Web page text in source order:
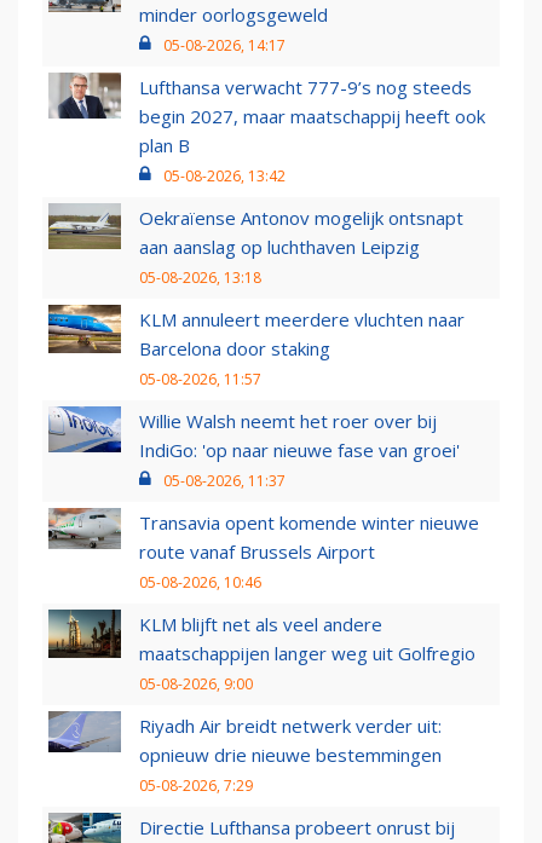
minder oorlogsgeweld
05-08-2026, 14:17
Lufthansa verwacht 777-9’s nog steeds
begin 2027, maar maatschappij heeft ook
plan B
05-08-2026, 13:42
Oekraïense Antonov mogelijk ontsnapt
aan aanslag op luchthaven Leipzig
05-08-2026, 13:18
KLM annuleert meerdere vluchten naar
Barcelona door staking
05-08-2026, 11:57
Willie Walsh neemt het roer over bij
IndiGo: 'op naar nieuwe fase van groei'
05-08-2026, 11:37
Transavia opent komende winter nieuwe
route vanaf Brussels Airport
05-08-2026, 10:46
KLM blijft net als veel andere
maatschappijen langer weg uit Golfregio
05-08-2026, 9:00
Riyadh Air breidt netwerk verder uit:
opnieuw drie nieuwe bestemmingen
05-08-2026, 7:29
Directie Lufthansa probeert onrust bij